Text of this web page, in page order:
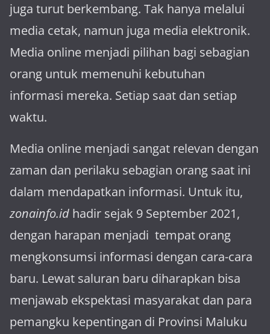
juga turut berkembang. Tak hanya melalui
media cetak, namun juga media elektronik.
Media online menjadi pilihan bagi sebagian
orang untuk memenuhi kebutuhan
informasi mereka. Setiap saat dan setiap
waktu.
Media online menjadi sangat relevan dengan
za­man dan perilaku sebagian orang saat ini
dalam mendapatkan informasi. Untuk itu,
zonainfo.id hadir sejak 9 September 2021,
dengan harapan menjadi tem­pat orang
mengkonsumsi informasi dengan cara-cara
baru. Lewat sa­luran ba­ru diharapkan bisa
menja­wab ekspektasi masya­rakat dan para
pemangku kepen­tingan di Provinsi Maluku